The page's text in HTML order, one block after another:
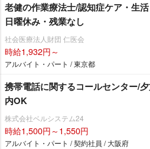
老健の作業療法士/認知症ケア・生
日曜休み・残業なし
社会医療法人財団 仁医会
時給1,932円～
アルバイト・パート / 東京都
携帯電話に関するコールセンター/
内OK
株式会社ベルシステム24
時給1,500円～1,550円
アルバイト・パート / 契約社員 / 大阪府